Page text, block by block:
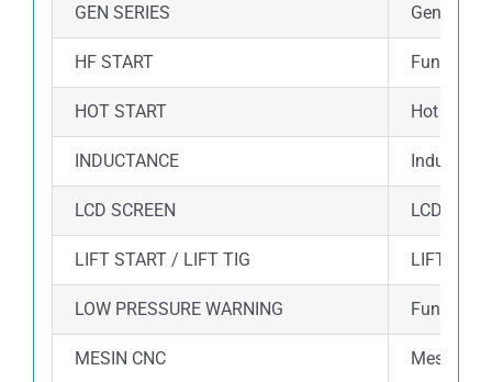
GEN SERIES Gen
HF START Fungsi
HOT START Hot start
INDUCTANCE
LCD SCREEN LCD
LIFT START / LIFT TIG LIFT
LOW PRESSURE WARNING Fungsi
MESIN CNC Mesin ini